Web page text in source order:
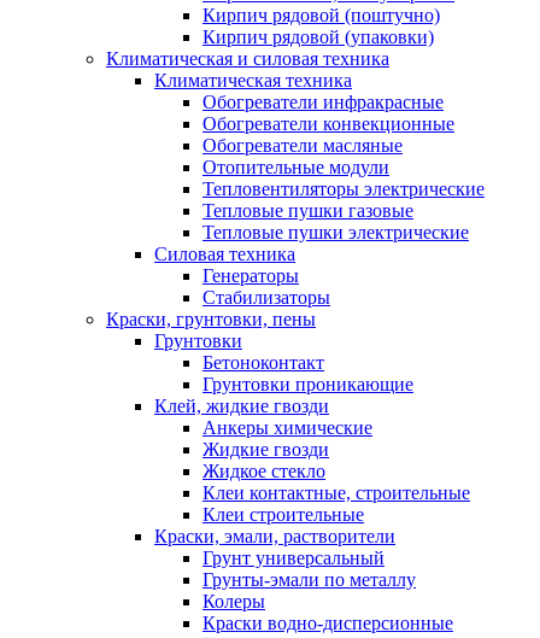
Кирпич рядовой (поштучно)
Кирпич рядовой (упаковки)
Климатическая и силовая техника
Климатическая техника
Обогреватели инфракрасные
Обогреватели конвекционные
Обогреватели масляные
Отопительные модули
Тепловентиляторы электрические
Тепловые пушки газовые
Тепловые пушки электрические
Силовая техника
Генераторы
Стабилизаторы
Краски, грунтовки, пены
Грунтовки
Бетоноконтакт
Грунтовки проникающие
Клей, жидкие гвозди
Анкеры химические
Жидкие гвозди
Жидкое стекло
Клеи контактные, строительные
Клеи строительные
Краски, эмали, растворители
Грунт универсальный
Грунты-эмали по металлу
Колеры
Краски водно-дисперсионные